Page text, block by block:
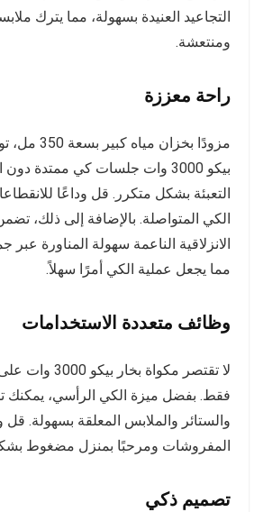
التجاعيد العنيدة بسهولة، مما يترك
ومنتعشة.
راحة معززة
مزودًا بخزان
بيكو 3000 وات جلسات كي ممتدة
التعبئة بشكل متكرر. قل وداعًا
الكي المتواصلة. بالإضافة إلى ذلك،
الانزلاقية الناعمة سهولة المناورة عبر
مما يجعل عملية الكي أمرًا سهلاً.
وظائف متعددة الاستخدامات
لا تقتصر مكواة
فقط. بفضل ميزة الكي الرأسي، يمكنك
والستائر والملابس المعلقة بسهولة. قل
المفروشات ومرحبًا بمنزل مضغوط
تصميم ذكي